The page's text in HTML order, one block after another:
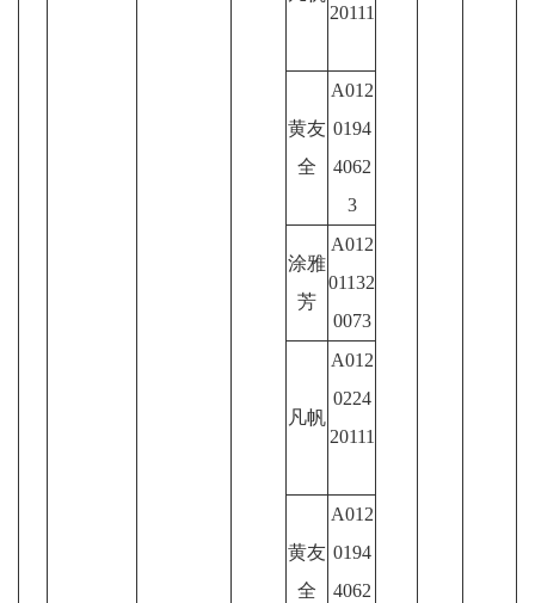
20111
黄友
全
A012
0194
4062
3
涂雅
芳
A012
01132
0073
凡帆
A012
0224
20111
黄友
全
A012
0194
4062